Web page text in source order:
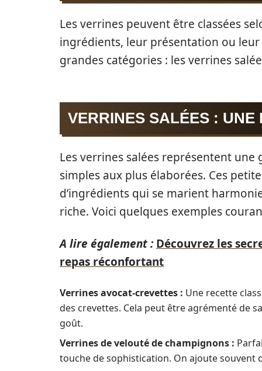
Les verrines peuvent être classées
ingrédients, leur présentation ou
grandes catégories : les verrines
VERRINES SALÉES : UNE
Les verrines salées représentent
simples aux plus élaborées. Ces
d’ingrédients qui se marient
riche. Voici quelques exemples
A lire également : Découvrez les
repas réconfortant
Verrines avocat-crevettes : Une recette
des crevettes. Cela peut être agrémenté de
goût.
Verrines de velouté de champignons :
touche de sophistication. On ajoute souvent